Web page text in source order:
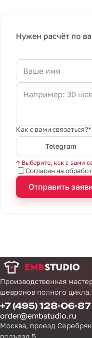
Нужен расчёт по
Как с вами связаться?*
Telegram
↑ Выберите, как с вами
Согласен на
Отправить
Производственная
шевронов полного цикла.
+7 (495) 128-06-87
order@embstudio.ru
Москва, проезд
подъезд 5